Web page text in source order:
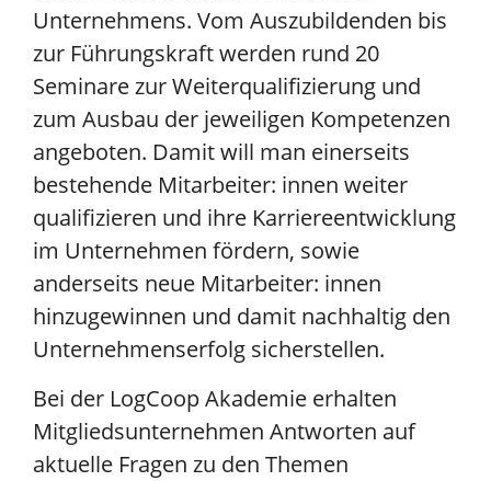
Unternehmens. Vom Auszubildenden bis
zur Führungskraft werden rund 20
Seminare zur Weiterqualifizierung und
zum Ausbau der jeweiligen Kompetenzen
angeboten. Damit will man einerseits
bestehende Mitarbeiter: innen weiter
qualifizieren und ihre Karriereentwicklung
im Unternehmen fördern, sowie
anderseits neue Mitarbeiter: innen
hinzugewinnen und damit nachhaltig den
Unternehmenserfolg sicherstellen.
Bei der LogCoop Akademie erhalten
Mitgliedsunternehmen Antworten auf
aktuelle Fragen zu den Themen